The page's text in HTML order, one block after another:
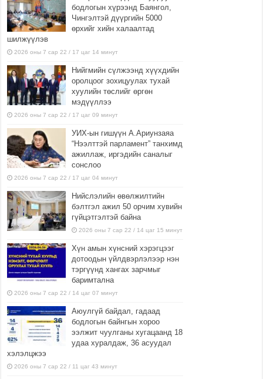
бодлогын хүрээнд Баянгол,
Чингэлтэй дүүргийн 5000
өрхийг хийн халаалтад
шилжүүлэв
2026 оны 7 сар 22 / 17 цаг 14 минут
Нийгмийн сүлжээнд хүүхдийн
оролцоог зохицуулах тухай
хуулийн төслийг өргөн
мэдүүллээ
2026 оны 7 сар 22 / 17 цаг 09 минут
УИХ-ын гишүүн А.Ариунзаяа
“Нээлттэй парламент” танхимд
ажиллаж, иргэдийн саналыг
сонслоо
2026 оны 7 сар 22 / 17 цаг 04 минут
Нийслэлийн өвөлжилтийн
бэлтгэл ажил 50 орчим хувийн
гүйцэтгэлтэй байна
2026 оны 7 сар 22 / 14 цаг 15 минут
Хүн амын хүнсний хэрэгцээг
дотоодын үйлдвэрлэлээр нэн
тэргүүнд хангах зарчмыг
баримтална
2026 оны 7 сар 22 / 14 цаг 07 минут
Аюулгүй байдал, гадаад
бодлогын байнгын хороо
ээлжит чуулганы хугацаанд 18
удаа хуралдаж, 36 асуудал
хэлэлцжээ
2026 оны 7 сар 22 / 11 цаг 43 минут